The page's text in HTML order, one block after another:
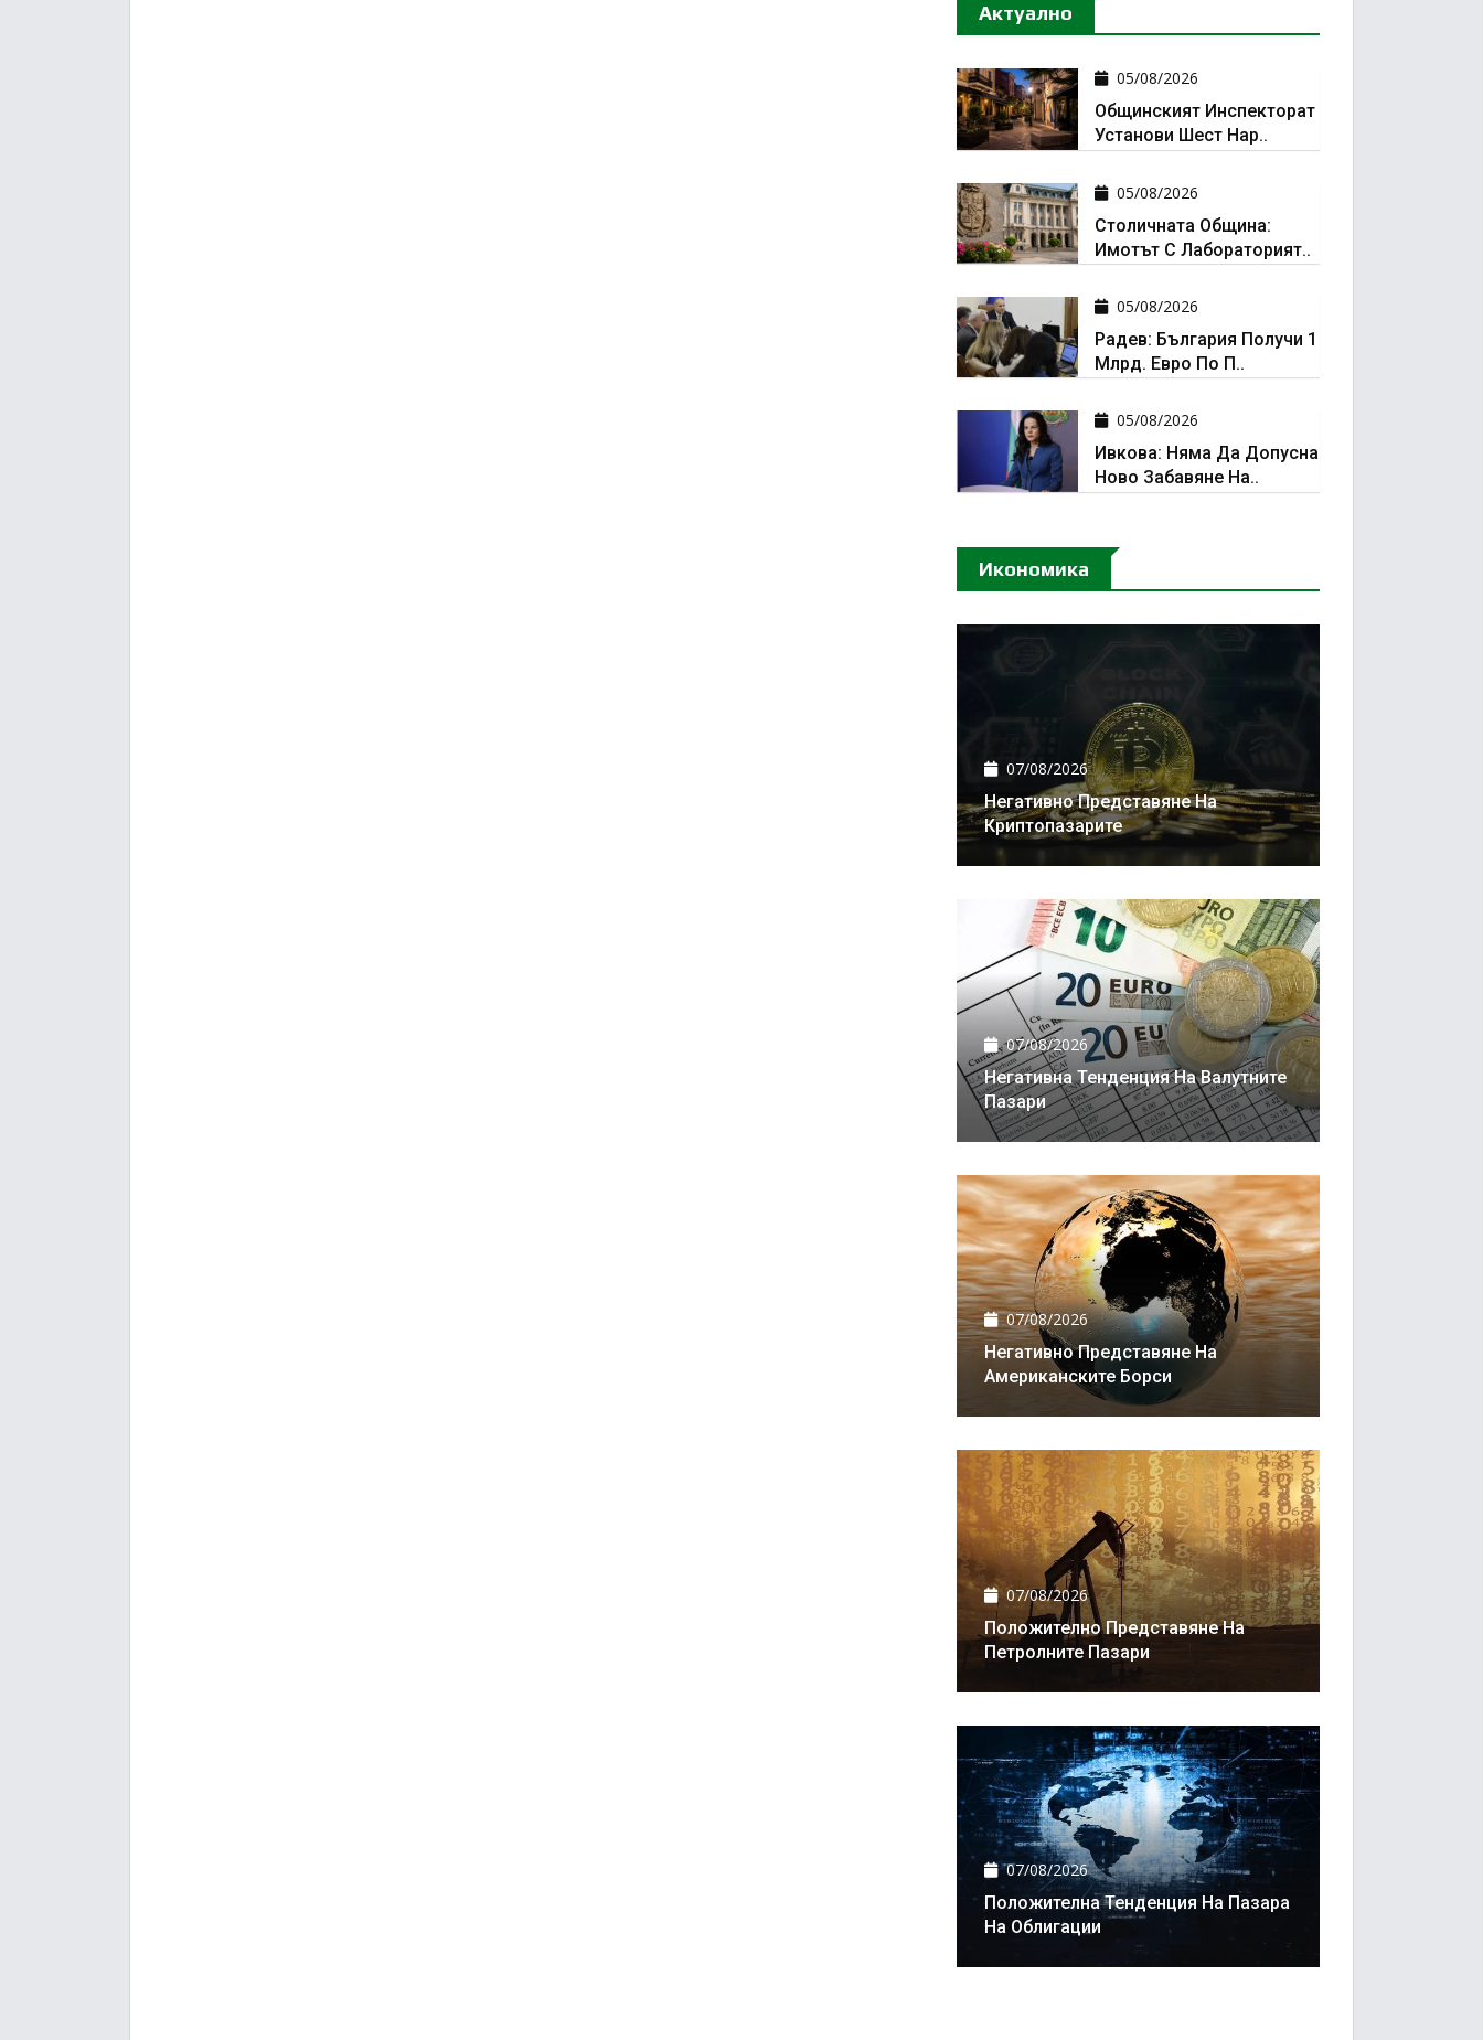
Актуално
05/08/2026
Общинският Инспекторат
Установи Шест Нар..
05/08/2026
Столичната Община:
Имотът С Лабораторият..
05/08/2026
Радев: България Получи 1
Млрд. Евро По П..
05/08/2026
Ивкова: Няма Да Допусна
Ново Забавяне На..
Икономика
07/08/2026
Негативно Представяне На
Криптопазарите
07/08/2026
Негативна Тенденция На Валутните
Пазари
07/08/2026
Негативно Представяне На
Американските Борси
07/08/2026
Положително Представяне На
Петролните Пазари
07/08/2026
Положителна Тенденция На Пазара
На Облигации